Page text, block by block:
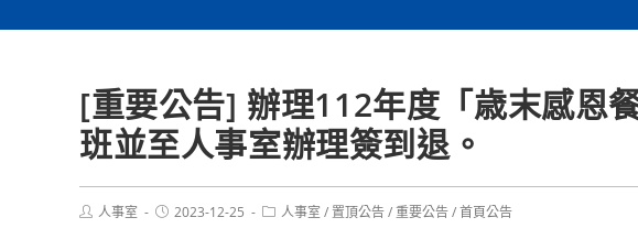
[重要公告] 辦理112年度「歳末感恩
班並至人事室辦理簽到退。
Post人事室
Post2023-12-25
Post人事室 / 置頂公告/重要公告/首頁公告